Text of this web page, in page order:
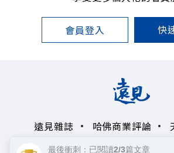
會員登入 快
遠見雜誌 哈佛商業評論
未來親子學習平台
最後衝刺：已閱讀2/3篇文章